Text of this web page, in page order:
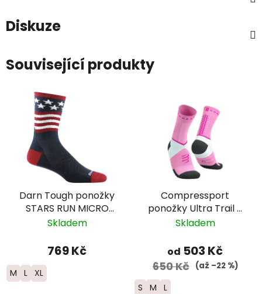
Diskuze
Související produkty
Darn Tough ponožky
STARS RUN MICRO
CREW ULTRA
pánské
Skladem
769 Kč
M L XL
Compressport
ponožky Ultra Trail -
růžová/bílá/černá
Skladem
od 503 Kč
650 Kč (až –22 %)
S M L